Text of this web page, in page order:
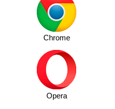
Chrome
Opera